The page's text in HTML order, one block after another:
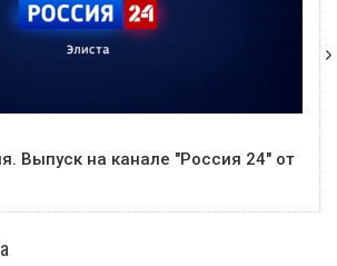
Выпуск на канале "Россия 24" от